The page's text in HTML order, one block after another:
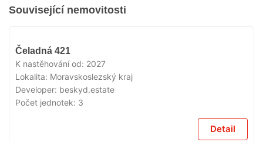
Související nemovitosti
Čeladná 421
K nastěhování od: 2027
Lokalita: Moravskoslezský kraj
Developer: beskyd.estate
Počet jednotek: 3
Detail